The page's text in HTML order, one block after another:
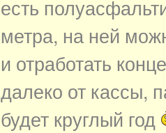
есть
метра, на ней
и отработать
далеко от кассы,
будет круглый год